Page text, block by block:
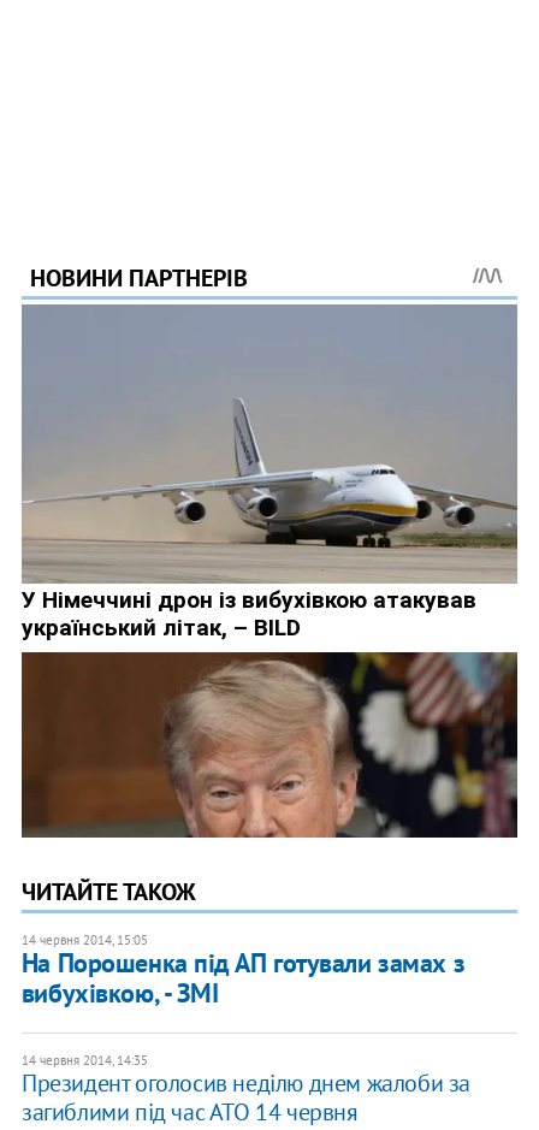
ЧИТАЙТЕ ТАКОЖ
14 червня 2014, 15:05
На Порошенка під АП готували замах з
вибухівкою, - ЗМІ
14 червня 2014, 14:35
Президент оголосив неділю днем жалоби за
загиблими під час АТО 14 червня